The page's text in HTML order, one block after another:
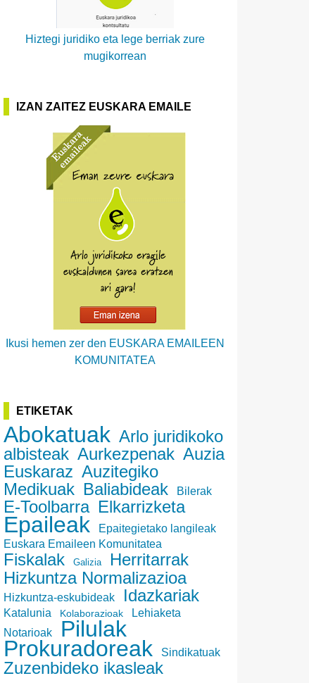
Hiztegi juridiko eta lege berriak zure
mugikorrean
IZAN ZAITEZ EUSKARA EMAILE
Ikusi hemen zer den EUSKARA EMAILEEN
KOMUNITATEA
ETIKETAK
Abokatuak Arlo juridikoko
albisteak Aurkezpenak Auzia
Euskaraz Auzitegiko
Medikuak Baliabideak Bilerak
E-Toolbarra Elkarrizketa
Epaileak
Epaitegietako langileak
Euskara Emaileen Komunitatea
Fiskalak Galizia
Herritarrak
Hizkuntza Normalizazioa
Hizkuntza-eskubideak Idazkariak
Katalunia Kolaborazioak
Lehiaketa
Notarioak
Pilulak
Prokuradoreak Sindikatuak
Zuzenbideko ikasleak